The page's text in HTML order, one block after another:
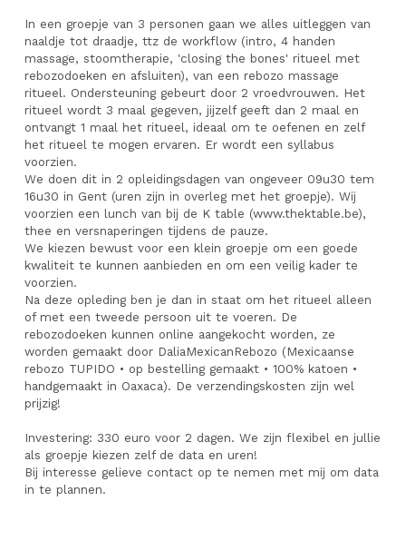
In een groepje van 3 personen gaan we alles uitleggen van
naaldje tot draadje, ttz de workflow (intro, 4 handen
massage, stoomtherapie, 'closing the bones' ritueel met
rebozodoeken en afsluiten), van een rebozo massage
ritueel. Ondersteuning gebeurt door 2 vroedvrouwen. Het
ritueel wordt 3 maal gegeven, jijzelf geeft dan 2 maal en
ontvangt 1 maal het ritueel, ideaal om te oefenen en zelf
het ritueel te mogen ervaren. Er wordt een syllabus
voorzien.
We doen dit in 2 opleidingsdagen van ongeveer 09u30 tem
16u30 in Gent (uren zijn in overleg met het groepje). Wij
voorzien een lunch van bij de K table (www.thektable.be),
thee en versnaperingen tijdens de pauze.
We kiezen bewust voor een klein groepje om een goede
kwaliteit te kunnen aanbieden en om een veilig kader te
voorzien.
Na deze opleding ben je dan in staat om het ritueel alleen
of met een tweede persoon uit te voeren. De
rebozodoeken kunnen online aangekocht worden, ze
worden gemaakt door DaliaMexicanRebozo (Mexicaanse
rebozo TUPIDO • op bestelling gemaakt • 100% katoen •
handgemaakt in Oaxaca). De verzendingskosten zijn wel
prijzig!
Investering: 330 euro voor 2 dagen. We zijn flexibel en jullie
als groepje kiezen zelf de data en uren!
Bij interesse gelieve contact op te nemen met mij om data
in te plannen.